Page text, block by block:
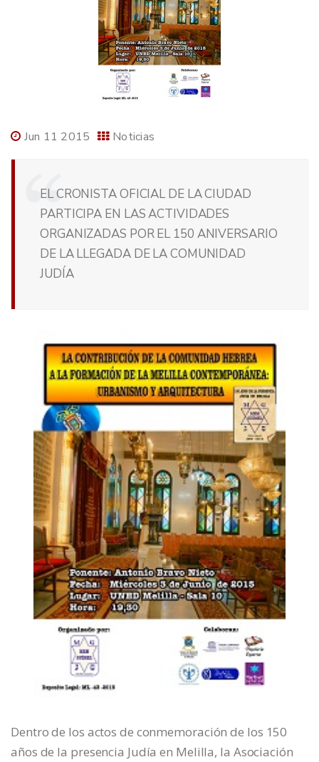
Jun 11 2015 Noticias
EL CRONISTA OFICIAL DE LA CIUDAD
PARTICIPA EN LAS ACTIVIDADES
ORGANIZADAS POR EL 150 ANIVERSARIO
DE LA LLEGADA DE LA COMUNIDAD
JUDÍA
Dentro de los actos de conmemoración de los 150
años de la presencia Judía en Melilla, la Asociación